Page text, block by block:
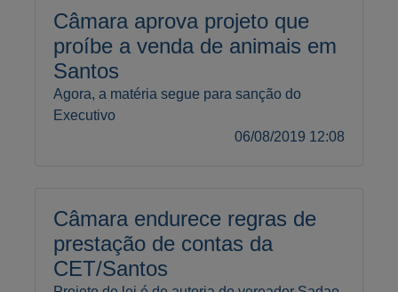
Câmara aprova projeto que
proíbe a venda de animais em
Santos
Agora, a matéria segue para sanção do
Executivo
06/08/2019 12:08
Câmara endurece regras de
prestação de contas da
CET/Santos